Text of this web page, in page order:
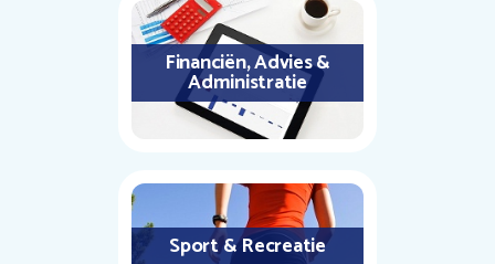
Financiën, Advies &
Administratie
Sport & Recreatie